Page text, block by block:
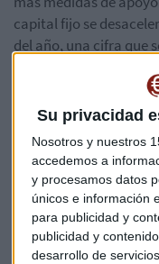
Su privacidad
Nosotros y nuestros
accedemos a
y procesamos datos
únicos e información
para publicidad y
publicidad y
desarrollo de servicios.
capital fijo se
del año, una cifra que
También han batido
del país , que suben
un 6,2% en junio.
Por su parte,
3 meses y enHong
su mayor ganancia